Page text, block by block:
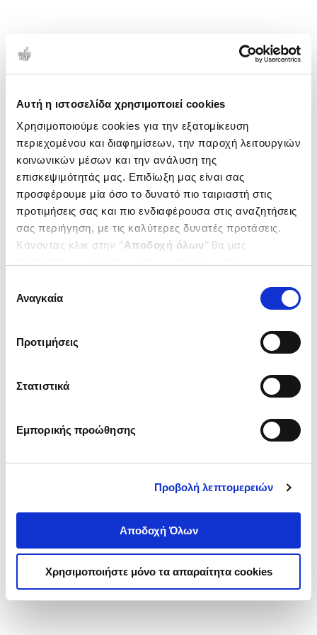
Αυτή η ιστοσελίδα χρησιμοποιεί cookies
Χρησιμοποιούμε cookies για την εξατομίκευση
περιεχομένου και διαφημίσεων, την παροχή λειτουργιών
κοινωνικών μέσων και την ανάλυση της
επισκεψιμότητάς μας. Επιδίωξη μας είναι σας
προσφέρουμε μία όσο το δυνατό πιο ταιριαστή στις
προτιμήσεις σας και πιο ενδιαφέρουσα στις αναζητήσεις
σας περιήγηση, με τις καλύτερες δυνατές προτάσεις.
Κάνοντας κλικ στην ‘’Αποδοχή όλων’’ θα μας
ενδιαφέρουν και να επιλέξετε από τα παρακάτω με την
΄΄και να ενημερωθείτε σχετικά με
συγκατάθεσης
Αναγκαία
Προτιμήσεις
Στατιστικά
Εμπορικής προώθησης
Προβολή λεπτομερειών
Αποδοχή Όλων
Χρησιμοποιήστε μόνο τα απαραίτητα cookies